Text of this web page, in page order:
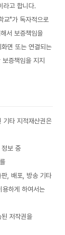
라고 합니다.
교"가 독자적으로
서 보증책임을
면 또는 연결되는
증책임을 지지
기타 지적재산권은
보 중
, 배포, 방송 기타
용하게 하여서는
저작권을